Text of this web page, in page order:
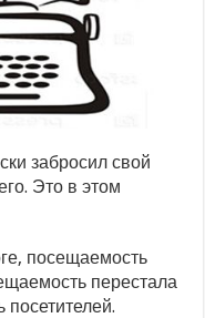
забросил свой
Это в этом
посещаемость
перестала
посетителей.